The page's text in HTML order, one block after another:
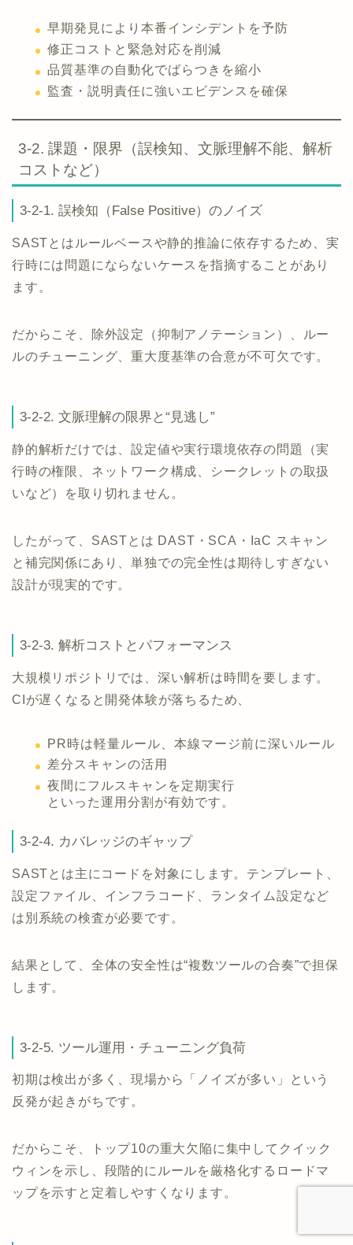
早期発見により本番インシデントを予防
修正コストと緊急対応を削減
品質基準の自動化でばらつきを縮小
監査・説明責任に強いエビデンスを確保
3-2. 課題・限界（誤検知、文脈理解不能、解析
コストなど）
3-2-1. 誤検知（False Positive）のノイズ
SASTとはルールベースや静的推論に依存するため、実
行時には問題にならないケースを指摘することがあり
ます。
だからこそ、除外設定（抑制アノテーション）、ルー
ルのチューニング、重大度基準の合意が不可欠です。
3-2-2. 文脈理解の限界と“見逃し”
静的解析だけでは、設定値や実行環境依存の問題（実
行時の権限、ネットワーク構成、シークレットの取扱
いなど）を取り切れません。
したがって、SASTとは DAST・SCA・IaC スキャン
と補完関係にあり、単独での完全性は期待しすぎない
設計が現実的です。
3-2-3. 解析コストとパフォーマンス
大規模リポジトリでは、深い解析は時間を要します。
CIが遅くなると開発体験が落ちるため、
PR時は軽量ルール、本線マージ前に深いルール
差分スキャンの活用
夜間にフルスキャンを定期実行
といった運用分割が有効です。
3-2-4. カバレッジのギャップ
SASTとは主にコードを対象にします。テンプレート、
設定ファイル、インフラコード、ランタイム設定など
は別系統の検査が必要です。
結果として、全体の安全性は“複数ツールの合奏”で担保
します。
3-2-5. ツール運用・チューニング負荷
初期は検出が多く、現場から「ノイズが多い」という
反発が起きがちです。
だからこそ、トップ10の重大欠陥に集中してクイック
ウィンを示し、段階的にルールを厳格化するロードマ
ップを示すと定着しやすくなります。